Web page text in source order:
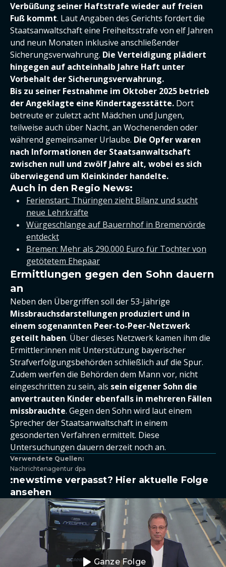
Verbüßung seiner Haftstrafe wieder auf freien
Fuß kommt. Laut Angaben des Gerichts fordert die
Staatsanwaltschaft eine Freiheitsstrafe von elf Jahren
und neun Monaten inklusive anschließender
Sicherungsverwahrung. Die Verteidigung plädiert
hingegen auf achteinhalb Jahre Haft unter
Vorbehalt der Sicherungsverwahrung.
Bis zu seiner Festnahme im Oktober 2025 betrieb
der Angeklagte eine Kindertagesstätte. Dort
betreute er zuletzt acht Mädchen und Jungen,
teilweise auch über Nacht, an Wochenenden oder
während gemeinsamer Urlaube. Die Opfer waren
nach Informationen der Staatsanwaltschaft
zwischen null und zwölf Jahre alt, wobei es sich
überwiegend um Kleinkinder handelte.
Auch in den Regio News:
Ferienstart: Thüringen zieht Bilanz und sucht
neue Lehrkräfte
Würgeschlange auf Bauernhof in Bremervörde
entdeckt
Bremen: Mehr als 290.000 Euro für Tochter von
getötetem Ehepaar
Ermittlungen gegen den Sohn dauern
an
Neben den Übergriffen soll der 53-Jährige
Missbrauchsdarstellungen produziert und in
einem sogenannten Peer-to-Peer-Netzwerk
geteilt haben. Über dieses Netzwerk kamen ihm die
Ermittler:innen mit Unterstützung bayerischer
Strafverfolgungsbehörden schließlich auf die Spur.
Zudem werfen die Behörden dem Mann vor, nicht
eingeschritten zu sein, als sein eigener Sohn die
anvertrauten Kinder ebenfalls in mehreren Fällen
missbrauchte. Gegen den Sohn wird laut einem
Sprecher der Staatsanwaltschaft in einem
gesonderten Verfahren ermittelt. Diese
Untersuchungen dauern derzeit noch an.
Verwendete Quellen:
Nachrichtenagentur dpa
:newstime verpasst? Hier aktuelle Folge
ansehen
Ganze Folge